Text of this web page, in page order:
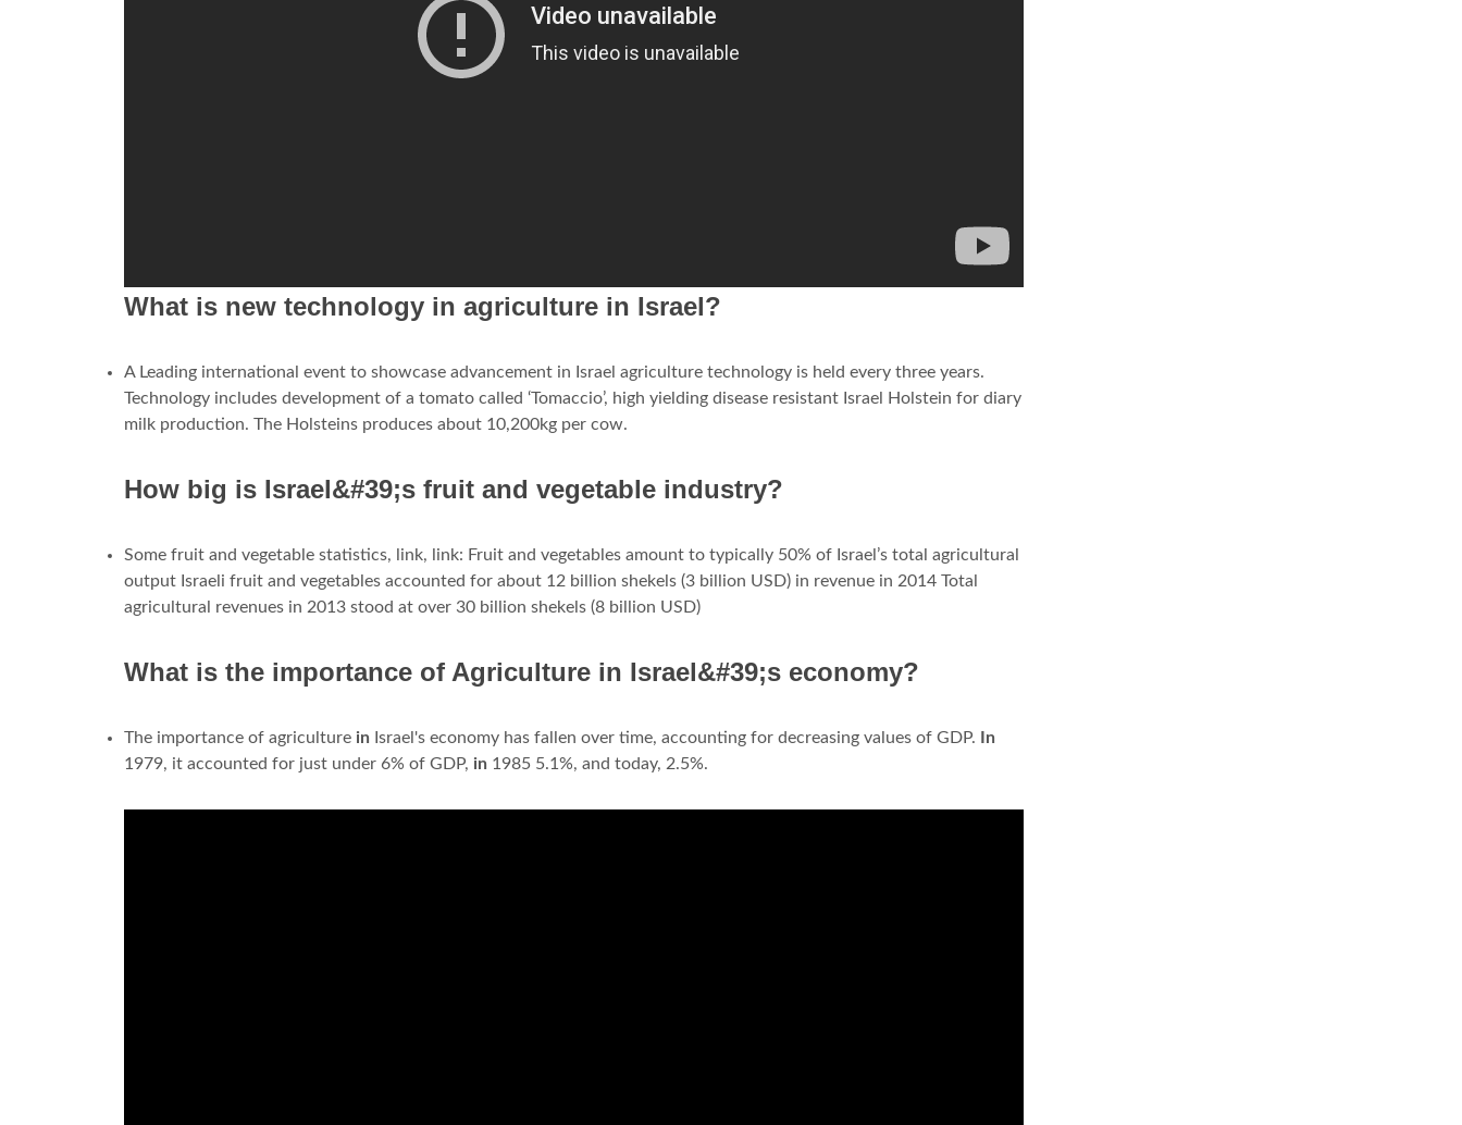
What is new technology in agriculture in Israel?
A Leading international event to showcase advancement in Israel agriculture technology is held every three years.
Technology includes development of a tomato called ‘Tomaccio’, high yielding disease resistant Israel Holstein for diary
milk production. The Holsteins produces about 10,200kg per cow.
How big is Israel&#39;s fruit and vegetable industry?
Some fruit and vegetable statistics, link, link: Fruit and vegetables amount to typically 50% of Israel’s total agricultural
output Israeli fruit and vegetables accounted for about 12 billion shekels (3 billion USD) in revenue in 2014 Total
agricultural revenues in 2013 stood at over 30 billion shekels (8 billion USD)
What is the importance of Agriculture in Israel&#39;s economy?
The importance of agriculture in Israel's economy has fallen over time, accounting for decreasing values of GDP.
In
1979, it accounted for just under 6% of GDP, in 1985 5.1%, and today, 2.5%.